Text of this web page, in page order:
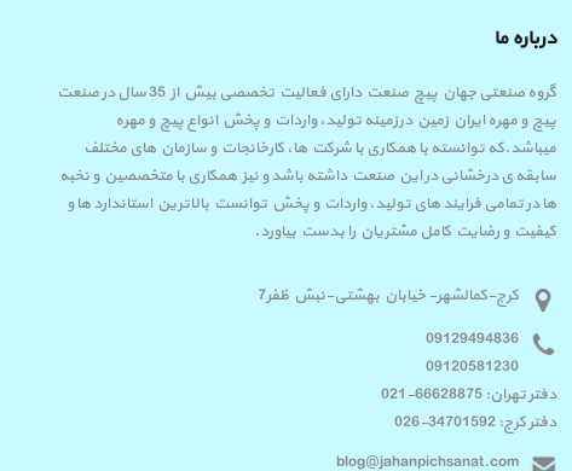
درباره ما
گروه صنعتی جهان پیچ صنعت دارای فعالیت تخصصی بیش از 35 سال در صنعت
پیچ و مهره ایران زمین درزمینه تولید، واردات و پخش انواع پیچ و مهره
میباشد.که توانسته با همکاری با شرکت ها، کارخانجات و سازمان های مختلف
سابقه ی درخشانی در این صنعت داشته باشد و نیز همکاری با متخصصین و نخبه
ها در تمامی فرایند های تولید، واردات و پخش توانست بالاترین استاندارد ها و
کیفیت و رضایت کامل مشتریان را بدست بیاورد.
کرج-کمالشهر- خیابان بهشتی-نبش ظفر7
09129494836
09120581230
دفتر تهران: 66628875-021
دفتر کرج: 34701592-026
blog@jahanpichsanat.com